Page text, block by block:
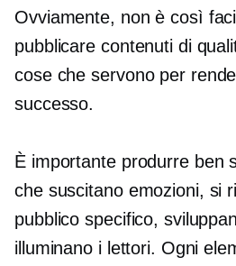
Ovviamente, non è così
pubblicare contenuti di
cose che servono per
successo.
È importante produrre ben
che suscitano emozioni, si
pubblico specifico,
illuminano i lettori. Ogni